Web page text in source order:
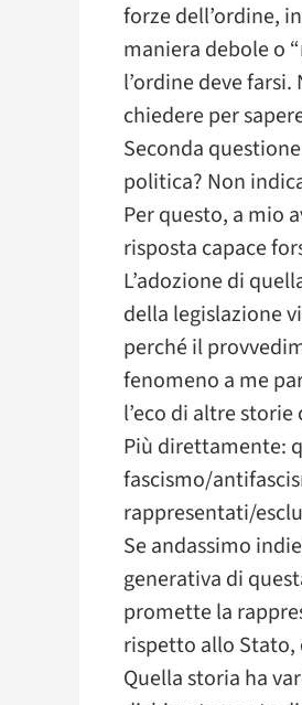
forze dell’ordine,
maniera debole o
l’ordine deve
chiedere per
Seconda
politica? Non
Per questo, a mio
risposta capace
L’adozione di
della legislazione
perché il
fenomeno a me
l’eco di altre
Più direttamente:
fascismo/
rappresentati/
Se andassimo
generativa di
promette la
rispetto allo Stato,
Quella storia ha